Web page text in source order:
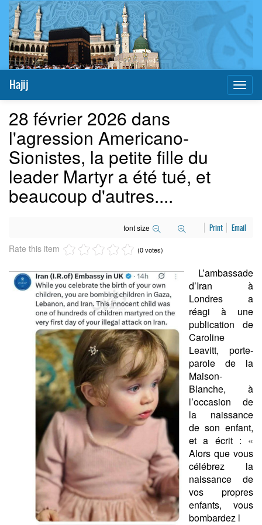
Hajij
28 février 2026 dans
l'agression Americano-
Sionistes, la petite fille du
leader Martyr a été tué, et
beaucoup d'autres....
font size Print Email
Rate this item (0 votes)
L’ambassade
d’Iran à
Londres a
réagi à une
publication de
Caroline
Leavitt, porte-
parole de la
Maison-
Blanche, à
l’occasion de
la naissance
de son enfant,
et a écrit : «
Alors que vous
célébrez la
naissance de
vos propres
enfants, vous
bombardez l